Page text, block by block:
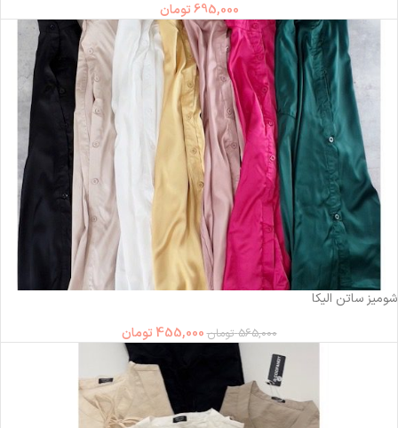
695,000تومان
-19%
شومیز ساتن الیکا
565,000 تومان455,000 تومان